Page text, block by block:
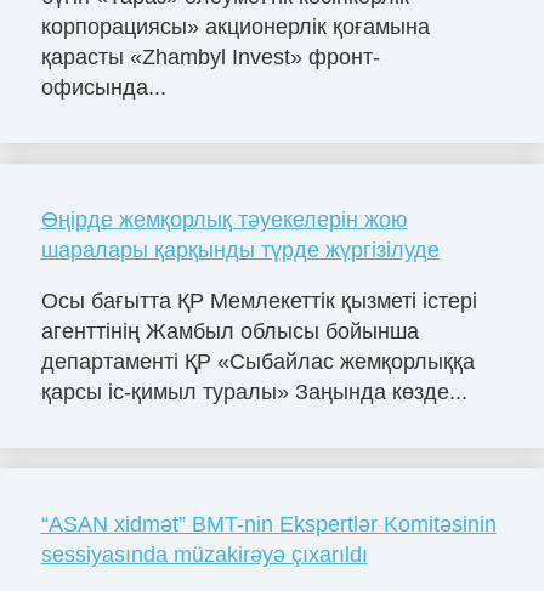
корпорациясы» акционерлік қоғамына
қарасты «Zhambyl Invest» фронт-
офисында...
Өңірде жемқорлық тәуекелерін жою
шаралары қарқынды түрде жүргізілуде
Осы бағытта ҚР Мемлекеттік қызметі істері
агенттінің Жамбыл облысы бойынша
департаменті ҚР «Сыбайлас жемқорлыққа
қарсы іс-қимыл туралы» Заңында көзде...
“ASAN xidmət” BMT-nin Ekspertlər Komitəsinin
sessiyasında müzakirəyə çıxarıldı